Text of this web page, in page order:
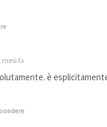
mesi fa
è